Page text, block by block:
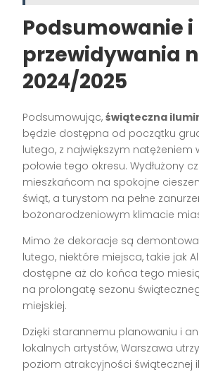
Podsumowanie i
przewidywania
2024/2025
Podsumowując,świąteczna
będzie dostępna od początku
lutego, z największym natężeniem
połowie tego okresu. Wydłużony
mieszkańcom na spokojne
świąt, a turystom na pełne
bożonarodzeniowym klimacie
Mimo że dekoracje są
lutego, niektóre miejsca, takie jak
dostępne aż do końca tego
na prolongatę sezonu
miejskiej.
Dzięki starannemu planowaniu i
lokalnych artystów, Warszawa
poziom atrakcyjności świątecznej